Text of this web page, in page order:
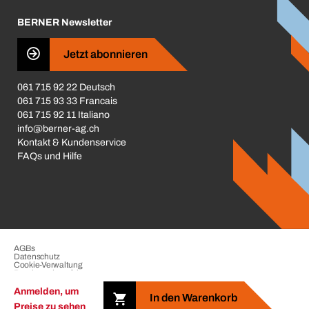
Anmelden, um
Preise zu sehen
In den Warenkorb
Business Conduct
BERNER Newsletter
Jetzt abonnieren
061 715 92 22 Deutsch
061 715 93 33 Francais
061 715 92 11 Italiano
info@berner-ag.ch
Kontakt & Kundenservice
FAQs und Hilfe
AGBs
Datenschutz
Cookie-Verwaltung
Beschwerdeverfahren